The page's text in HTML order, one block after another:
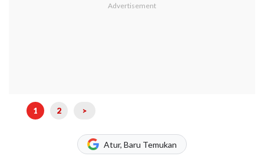
1 2 >
Atur, Baru Temukan